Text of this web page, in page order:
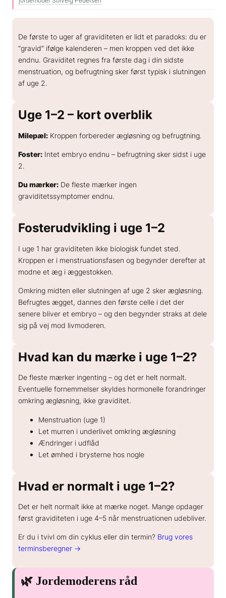
Hvor sikker er prævention?
Hvordan kan hormoner påvirke humøret?
Hvordan skifter jeg prævention?
De første to uger af graviditeten er lidt et paradoks: du er
“gravid” ifølge kalenderen – men kroppen ved det ikke
endnu. Graviditet regnes fra første dag i din sidste
menstruation, og befrugtning sker først typisk i slutningen
af uge 2.
Uge 1–2 – kort overblik
Milepæl: Kroppen forbereder ægløsning og befrugtning.
Foster: Intet embryo endnu – befrugtning sker sidst i uge
2.
Du mærker: De fleste mærker ingen
graviditetssymptomer endnu.
Fosterudvikling i uge 1–2
I uge 1 har graviditeten ikke biologisk fundet sted.
Kroppen er i menstruationsfasen og begynder derefter at
modne et æg i æggestokken.
Omkring midten eller slutningen af uge 2 sker ægløsning.
Befrugtes ægget, dannes den første celle i det der
senere bliver et embryo – og den begynder straks at dele
sig på vej mod livmoderen.
Hvad kan du mærke i uge 1–2?
De fleste mærker ingenting – og det er helt normalt.
Eventuelle fornemmelser skyldes hormonelle forandringer
omkring ægløsning, ikke graviditet.
Menstruation (uge 1)
Let murren i underlivet omkring ægløsning
Ændringer i udflåd
Let ømhed i brysterne hos nogle
Hvad er normalt i uge 1–2?
Det er helt normalt ikke at mærke noget. Mange opdager
først graviditeten i uge 4–5 når menstruationen udebliver.
Er du i tvivl om din cyklus eller din termin? Brug vores
terminsberegner →
🌿 Jordemoderens råd